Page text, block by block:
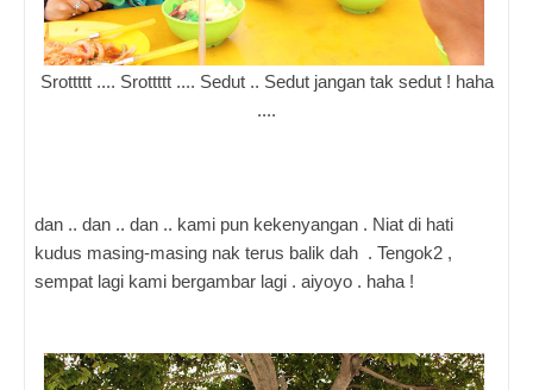
Srottttt .... Srottttt .... Sedut .. Sedut jangan tak sedut ! haha
....
dan .. dan .. dan .. kami pun kekenyangan . Niat di hati
kudus masing-masing nak terus balik dah . Tengok2 ,
sempat lagi kami bergambar lagi . aiyoyo . haha !